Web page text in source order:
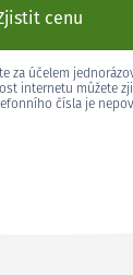
cenu
za účelem
internetu můžete
čísla je